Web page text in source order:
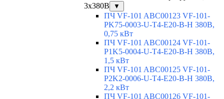
3x380В
▼
ПЧ VF-101 ABC00123 VF-101-
PK75-0003-U-T4-E20-B-H 380В,
0,75 кВт
ПЧ VF-101 ABC00124 VF-101-
P1K5-0004-U-T4-E20-B-H 380В,
1,5 кВт
ПЧ VF-101 ABC00125 VF-101-
P2K2-0006-U-T4-E20-B-H 380В,
2,2 кВт
ПЧ VF-101 ABC00126 VF-101-